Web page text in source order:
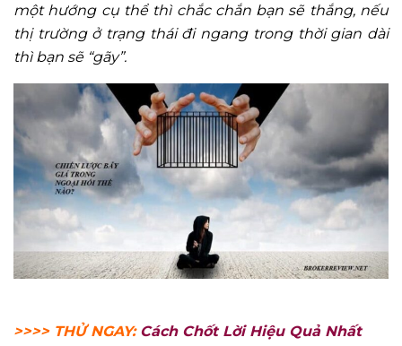
một hướng cụ thể thì chắc chắn bạn sẽ thắng, nếu
thị trường ở trạng thái đi ngang trong thời gian dài
thì bạn sẽ “gãy”.
>>>> THỬ NGAY: Cách Chốt Lời Hiệu Quả Nhất